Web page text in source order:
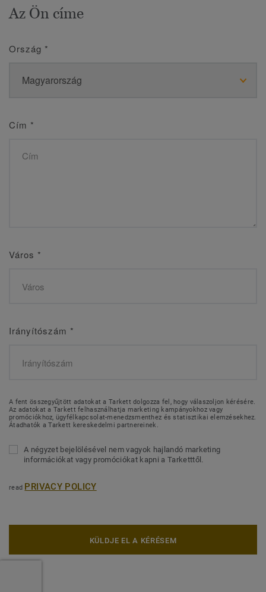
Az Ön címe
Ország *
Cím *
Város *
Irányítószám *
A fent összegyűjtött adatokat a Tarkett dolgozza fel, hogy válaszoljon kérésére.
Az adatokat a Tarkett felhasználhatja marketing kampányokhoz vagy
promóciókhoz, ügyfélkapcsolat-menedzsmenthez és statisztikai elemzésekhez.
Átadhatók a Tarkett kereskedelmi partnereinek.
A négyzet bejelölésével nem vagyok hajlandó marketing
információkat vagy promóciókat kapni a Tarketttől.
read PRIVACY POLICY
KÜLDJE EL A KÉRÉSEM